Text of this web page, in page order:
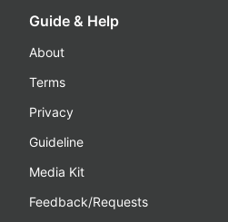
Guide & Help
About
Terms
Privacy
Guideline
Media Kit
Feedback/Requests